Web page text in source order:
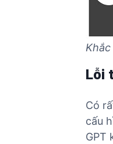
Lỗi
Có
cấu
GPT